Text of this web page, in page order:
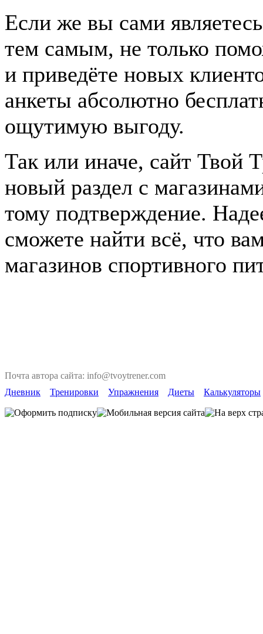
Если же вы сами
тем самым, не только
и приведёте новых
анкеты абсолютно
ощутимую выгоду.
Так или иначе, сайт Твой
новый раздел с
тому подтверждение.
сможете найти всё, что
магазинов спортивного
Почта автора сайта: info@tvoytrener.com
Дневник
Тренировки Упражнения Диеты Калькуляторы